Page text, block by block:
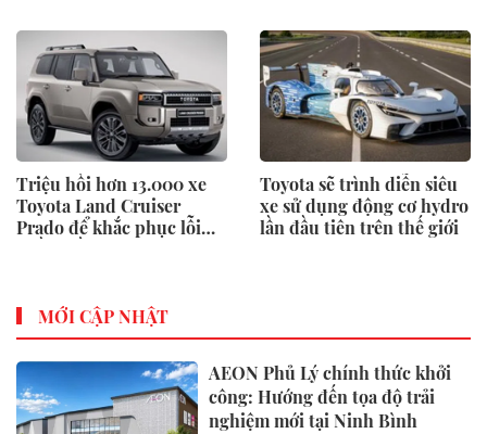
Triệu hồi hơn 13.000 xe
Toyota Land Cruiser
Prado để khắc phục lỗi
Toyota sẽ trình diễn siêu
xe sử dụng động cơ hydro
lần đầu tiên trên thế giới
MỚI CẬP NHẬT
AEON Phủ Lý chính thức khởi
công: Hướng đến tọa độ trải
nghiệm mới tại Ninh Bình